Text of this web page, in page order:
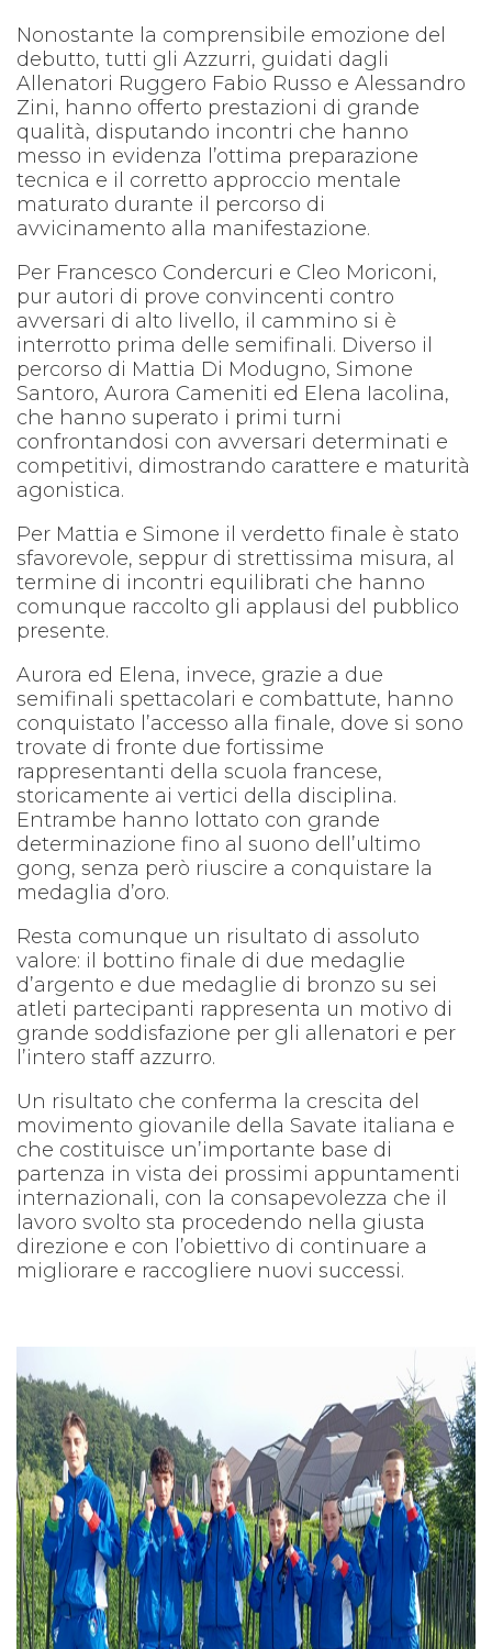
Nonostante la comprensibile emozione del
debutto, tutti gli Azzurri, guidati dagli
Allenatori Ruggero Fabio Russo e Alessandro
Zini, hanno offerto prestazioni di grande
qualità, disputando incontri che hanno
messo in evidenza l’ottima preparazione
tecnica e il corretto approccio mentale
maturato durante il percorso di
avvicinamento alla manifestazione.
Per Francesco Condercuri e Cleo Moriconi,
pur autori di prove convincenti contro
avversari di alto livello, il cammino si è
interrotto prima delle semifinali. Diverso il
percorso di Mattia Di Modugno, Simone
Santoro, Aurora Cameniti ed Elena Iacolina,
che hanno superato i primi turni
confrontandosi con avversari determinati e
competitivi, dimostrando carattere e maturità
agonistica.
Per Mattia e Simone il verdetto finale è stato
sfavorevole, seppur di strettissima misura, al
termine di incontri equilibrati che hanno
comunque raccolto gli applausi del pubblico
presente.
Aurora ed Elena, invece, grazie a due
semifinali spettacolari e combattute, hanno
conquistato l’accesso alla finale, dove si sono
trovate di fronte due fortissime
rappresentanti della scuola francese,
storicamente ai vertici della disciplina.
Entrambe hanno lottato con grande
determinazione fino al suono dell’ultimo
gong, senza però riuscire a conquistare la
medaglia d’oro.
Resta comunque un risultato di assoluto
valore: il bottino finale di due medaglie
d’argento e due medaglie di bronzo su sei
atleti partecipanti rappresenta un motivo di
grande soddisfazione per gli allenatori e per
l’intero staff azzurro.
Un risultato che conferma la crescita del
movimento giovanile della Savate italiana e
che costituisce un’importante base di
partenza in vista dei prossimi appuntamenti
internazionali, con la consapevolezza che il
lavoro svolto sta procedendo nella giusta
direzione e con l’obiettivo di continuare a
migliorare e raccogliere nuovi successi.